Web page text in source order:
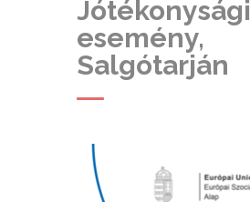
Jótékonysági
esemény,
Salgótarján